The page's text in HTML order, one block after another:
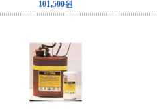
101,500원